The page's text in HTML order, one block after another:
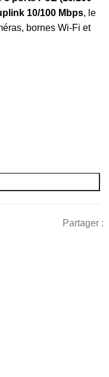
10/100 Mbps, le
bornes Wi-Fi et
Partager :